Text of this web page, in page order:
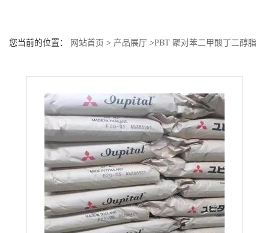
您当前的位置： 网站首页 > 产品展厅 >PBT 聚对苯二甲酸丁二醇脂